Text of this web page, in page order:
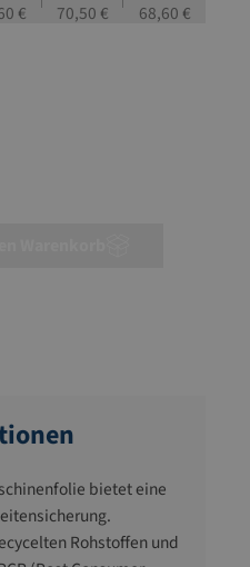
€ 70,50 €
68,60 €
gewünschten Wert
bietet eine
Rohstoffen und